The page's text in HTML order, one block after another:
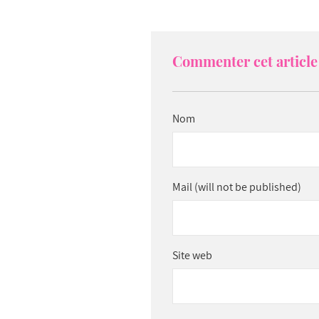
Commenter cet
Nom
Mail (will not be published)
Site web